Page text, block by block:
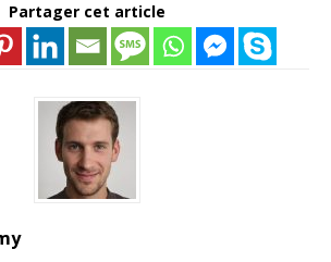
Partager cet article